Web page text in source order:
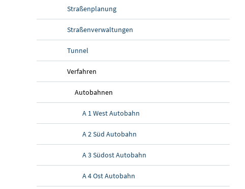
Straßenplanung
Straßenverwaltungen
Tunnel
Verfahren
Autobahnen
A 1 West Autobahn
A 2 Süd Autobahn
A 3 Südost Autobahn
A 4 Ost Autobahn